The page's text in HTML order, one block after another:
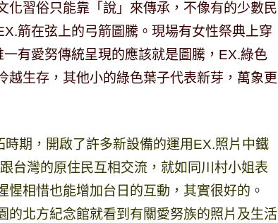
化習俗只能靠「說」來傳承，不像有的少數民
箭在弦上的弓箭圖騰。現場有女性祭典上穿
有愛努傳統呈現的應該就是圖騰，EX.綠色
生存，其他小的綠色葉子代表新芽，萬象更
期，開啟了許多新設備的運用EX.照片中鐵
台灣的原住民互相交流，就如同川村小姐表
惺相惜也能增加台日的互動，其實很好的。
的北方紀念館就看到有關愛努族的照片及生活